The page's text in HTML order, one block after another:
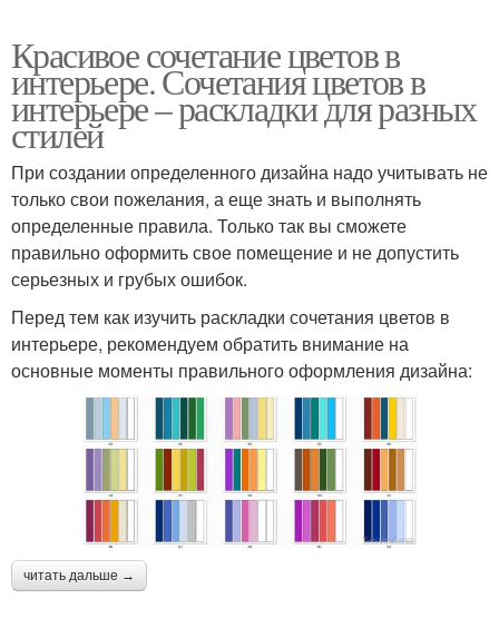
Красивое сочетание цветов в
интерьере. Сочетания цветов в
интерьере – раскладки для разных
стилей
При создании определенного дизайна надо учитывать не
только свои пожелания, а еще знать и выполнять
определенные правила. Только так вы сможете
правильно оформить свое помещение и не допустить
серьезных и грубых ошибок.
Перед тем как изучить раскладки сочетания цветов в
интерьере, рекомендуем обратить внимание на
основные моменты правильного оформления дизайна:
читать дальше →